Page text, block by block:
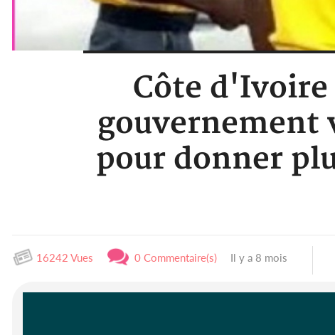
Côte
gouvernement
pour donner
16242 Vues 0 Commentaire(s) Il y a 8 mois